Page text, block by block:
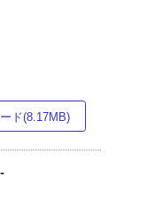
ド(8.17MB)